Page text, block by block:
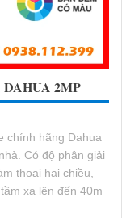
2MP
chính hãng Dahua
giải
thoại hai chiều,
xa lên đến 40m